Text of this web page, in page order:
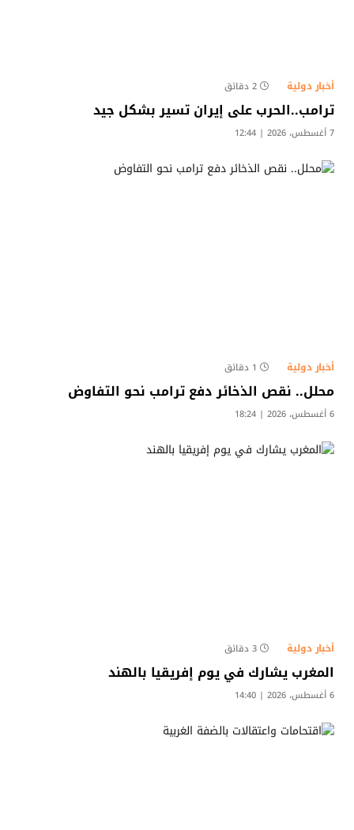
أخبار دولية 2 دقائق
ترامب..الحرب على إيران تسير بشكل جيد
7 أغسطس، 2026 | 12:44
أخبار دولية 1 دقائق
محلل.. نقص الذخائر دفع ترامب نحو التفاوض
6 أغسطس، 2026 | 18:24
أخبار دولية 3 دقائق
المغرب يشارك في يوم إفريقيا بالهند
6 أغسطس، 2026 | 14:40